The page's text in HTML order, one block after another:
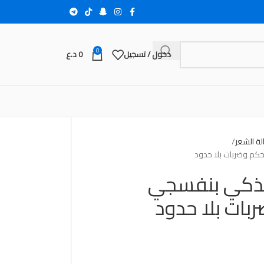
دخول / تسجيل 0
0د.ع
الشعر
وضربات بلا حدود
بنفسجي
بلا حدود